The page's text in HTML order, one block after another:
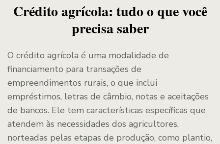
Crédito agrícola: tudo o que você
precisa saber
O crédito agrícola é uma modalidade de
financiamento para transações de
empreendimentos rurais, o que inclui
empréstimos, letras de câmbio, notas e aceitações
de bancos. Ele tem características específicas que
atendem às necessidades dos agricultores,
norteadas pelas etapas de produção, como plantio,